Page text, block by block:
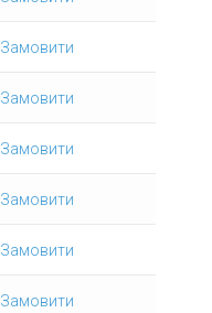
Замовити
Замовити
Замовити
Замовити
Замовити
Замовити